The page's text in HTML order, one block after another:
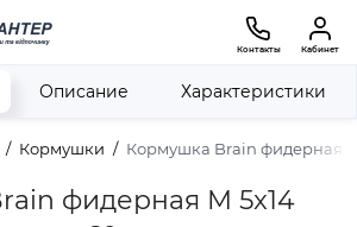
Контакты Кабинет
Кормушки Кормушка Brain фидерная
фидерная M 5x14
Описание Характеристики